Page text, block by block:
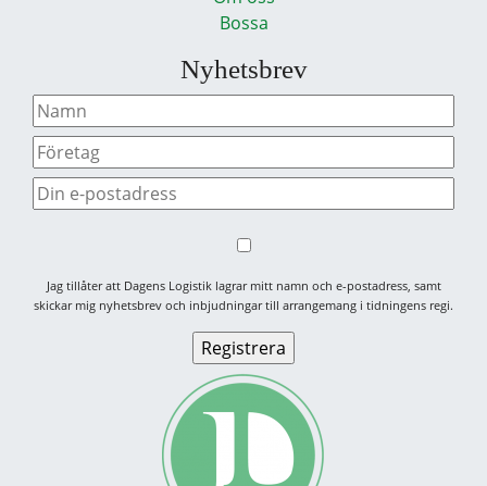
Bossa
Nyhetsbrev
Jag tillåter att Dagens Logistik lagrar mitt namn och e-postadress, samt
skickar mig nyhetsbrev och inbjudningar till arrangemang i tidningens regi.